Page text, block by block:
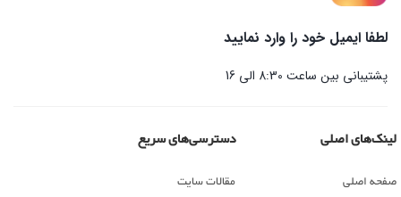
لطفا ایمیل خود را وارد نمایید
پشتیبانی بین ساعت 8:30 الی 16
لینک‌های اصلی
صفحه اصلی
دسترسی‌های سریع
مقالات سایت